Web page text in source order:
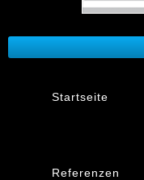
Startseite
Referenzen